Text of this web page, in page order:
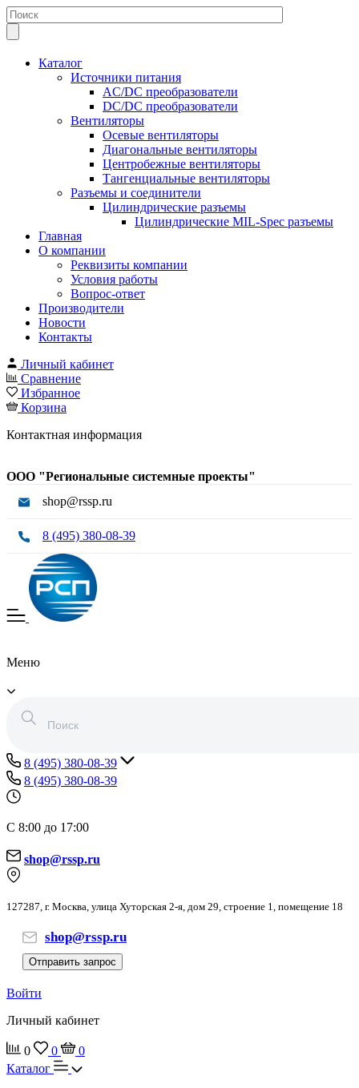
Каталог
Источники питания
AC/DC преобразователи
DC/DC преобразователи
Вентиляторы
Осевые вентиляторы
Диагональные вентиляторы
Центробежные вентиляторы
Тангенциальные вентиляторы
Разъемы и соединители
Цилиндрические разъемы
Цилиндрические MIL-Spec разъемы
Главная
О компании
Реквизиты компании
Условия работы
Вопрос-ответ
Производители
Новости
Контакты
Личный кабинет
Сравнение
Избранное
Корзина
Контактная информация
ООО "Региональные системные проекты"
shop@rssp.ru
8 (495) 380-08-39
Меню
8 (495) 380-08-39
8 (495) 380-08-39
С 8:00 до 17:00
shop@rssp.ru
127287, г. Москва, улица Хуторская 2-я, дом 29, строение 1, помещение 18
shop@rssp.ru
Отправить запрос
Войти
Личный кабинет
0 0
0
Каталог